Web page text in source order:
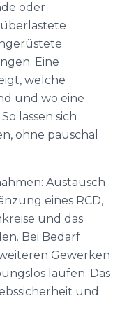
oder
Eine
welche
und wo eine
lassen sich
ohne pauschal
Austausch
eines RCD,
und das
Bei Bedarf
Gewerken
laufen. Das
und